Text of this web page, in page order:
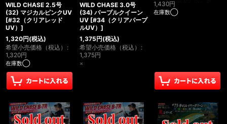
WILD CHASE 2.5号
(32) マジカルピンクUV
[#32（クリアレッド
UV） ]
1,320円(税込)
希望小売価格（税込） :
1,320円
在庫数◯
WILD CHASE 3.0号
(34) パープルクイーン
UV [#34（クリアパープ
ルUV） ]
1,375円(税込)
希望小売価格（税込） :
1,375円
×
1,430円
在庫数◯